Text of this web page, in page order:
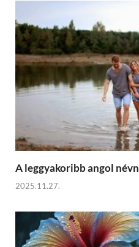
A leggyakoribb angol
2025.11.27.